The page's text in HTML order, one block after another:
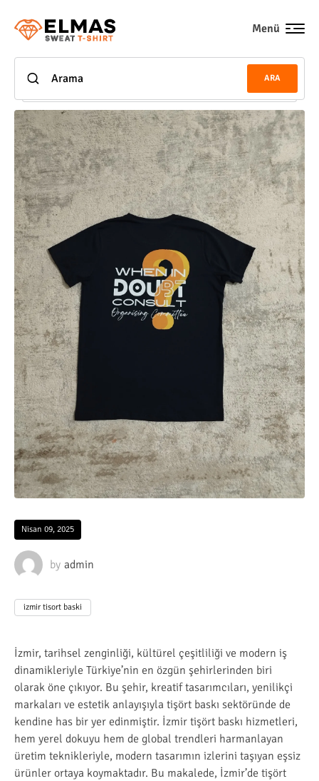
ARA
Menü
Nisan 09, 2025
by admin
izmir tisort baski
İzmir, tarihsel zenginliği, kültürel çeşitliliği ve modern iş
dinamikleriyle Türkiye’nin en özgün şehirlerinden biri
olarak öne çıkıyor. Bu şehir, kreatif tasarımcıları, yenilikçi
markaları ve estetik anlayışıyla tişört baskı sektöründe de
kendine has bir yer edinmiştir. İzmir tişört baskı hizmetleri,
hem yerel dokuyu hem de global trendleri harmanlayan
üretim teknikleriyle, modern tasarımın izlerini taşıyan eşsiz
ürünler ortaya koymaktadır. Bu makalede, İzmir’de tişört